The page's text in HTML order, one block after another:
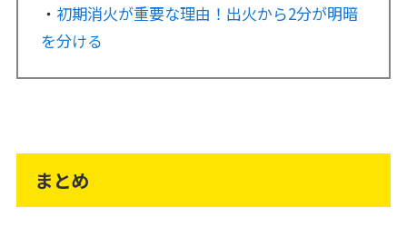
・ 初期消火が重要な理由！出火から2分が明暗
を分ける
まとめ